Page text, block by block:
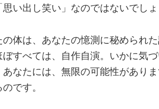
思い出し笑い」なのではないでしょ
の体は、あなたの憶測に秘められ
ぼすべては、自作自演。いかに気
あなたには、無限の可能性があり
です。